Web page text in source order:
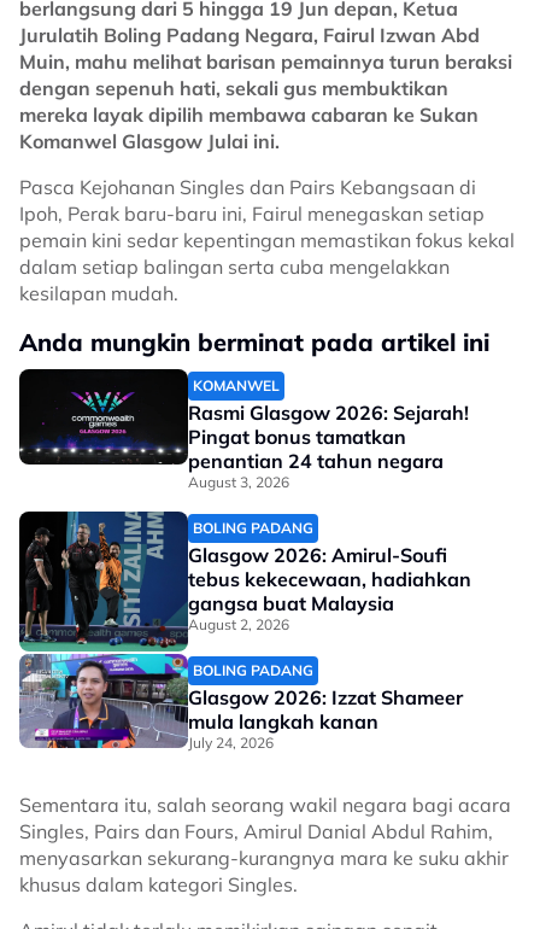
berlangsung dari 5 hingga 19 Jun depan, Ketua
Jurulatih Boling Padang Negara, Fairul Izwan Abd
Muin, mahu melihat barisan pemainnya turun beraksi
dengan sepenuh hati, sekali gus membuktikan
mereka layak dipilih membawa cabaran ke Sukan
Komanwel Glasgow Julai ini.
Pasca Kejohanan Singles dan Pairs Kebangsaan di
Ipoh, Perak baru-baru ini, Fairul menegaskan setiap
pemain kini sedar kepentingan memastikan fokus kekal
dalam setiap balingan serta cuba mengelakkan
kesilapan mudah.
Anda mungkin berminat pada artikel ini
KOMANWEL
Rasmi Glasgow 2026: Sejarah!
Pingat bonus tamatkan
penantian 24 tahun negara
August 3, 2026
BOLING PADANG
Glasgow 2026: Amirul-Soufi
tebus kekecewaan, hadiahkan
gangsa buat Malaysia
August 2, 2026
BOLING PADANG
Glasgow 2026: Izzat Shameer
mula langkah kanan
July 24, 2026
Sementara itu, salah seorang wakil negara bagi acara
Singles, Pairs dan Fours, Amirul Danial Abdul Rahim,
menyasarkan sekurang-kurangnya mara ke suku akhir
khusus dalam kategori Singles.